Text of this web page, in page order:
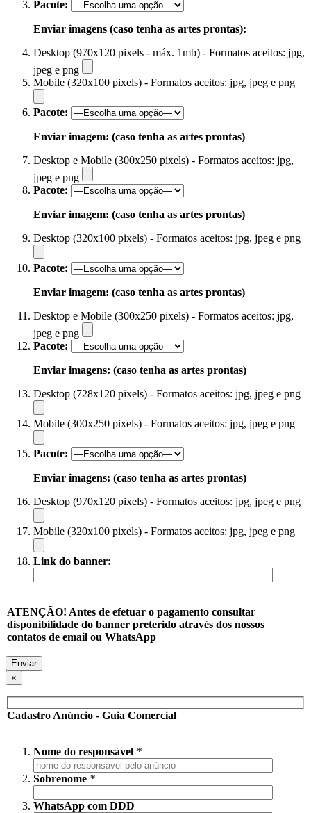
Pacote:
Enviar imagens (caso tenha as artes prontas):
Desktop (970x120 pixels - máx. 1mb) - Formatos aceitos: jpg,
jpeg e png
Mobile (320x100 pixels) - Formatos aceitos: jpg, jpeg e png
Pacote:
Enviar imagem: (caso tenha as artes prontas)
Desktop e Mobile (300x250 pixels) - Formatos aceitos: jpg,
jpeg e png
Pacote:
Enviar imagem: (caso tenha as artes prontas)
Desktop (320x100 pixels) - Formatos aceitos: jpg, jpeg e png
Pacote:
Enviar imagem: (caso tenha as artes prontas)
Desktop e Mobile (300x250 pixels) - Formatos aceitos: jpg,
jpeg e png
Pacote:
Enviar imagens: (caso tenha as artes prontas)
Desktop (728x120 pixels) - Formatos aceitos: jpg, jpeg e png
Mobile (300x250 pixels) - Formatos aceitos: jpg, jpeg e png
Pacote:
Enviar imagens: (caso tenha as artes prontas)
Desktop (970x120 pixels) - Formatos aceitos: jpg, jpeg e png
Mobile (320x100 pixels) - Formatos aceitos: jpg, jpeg e png
Link do banner:
ATENÇÃO! Antes de efetuar o pagamento consultar
disponibilidade do banner preterido através dos nossos
contatos de email ou WhatsApp
×
Cadastro Anúncio - Guia Comercial
Nome do responsável *
Sobrenome *
WhatsApp com DDD